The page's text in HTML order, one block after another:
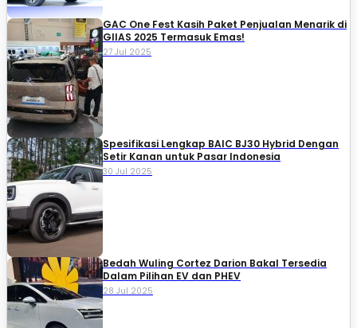
GAC One Fest Kasih Paket Penjualan Menarik di
GIIAS 2025 Termasuk Emas!
27 Jul 2025
Spesifikasi Lengkap BAIC BJ30 Hybrid Dengan
Setir Kanan untuk Pasar Indonesia
30 Jul 2025
Bedah Wuling Cortez Darion Bakal Tersedia
Dalam Pilihan EV dan PHEV
28 Jul 2025